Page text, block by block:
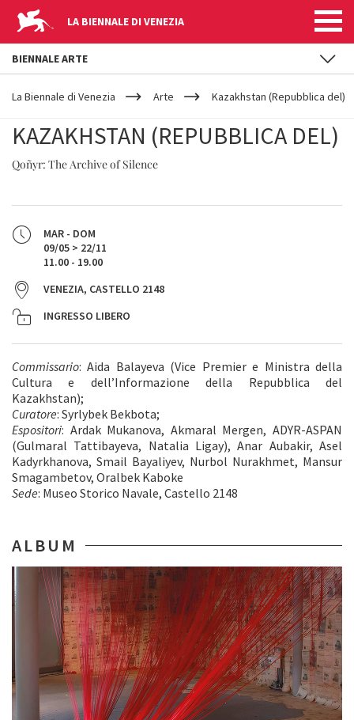
LA BIENNALE DI VENEZIA
YOUR
ARE
La Biennale di Venezia Arte Kazakhstan (Repubblica del)
KAZAKHSTAN (REPUBBLICA DEL)
Qoñyr: The Archive of Silence
MAR - DOM
09/05 > 22/11
11.00 - 19.00
VENEZIA, CASTELLO 2148
INGRESSO LIBERO
Commissario: Aida Balayeva (Vice Premier e Ministra della
Cultura e dell’Informazione della Repubblica del
Kazakhstan);
Curatore: Syrlybek Bekbota;
Espositori: Ardak Mukanova, Akmaral Mergen, ADYR-ASPAN
(Gulmaral Tattibayeva, Natalia Ligay), Anar Aubakir, Asel
Kadyrkhanova, Smail Bayaliyev, Nurbol Nurakhmet, Mansur
Smagambetov, Oralbek Kaboke
Sede: Museo Storico Navale, Castello 2148
ALBUM
BIENNALE ARTE